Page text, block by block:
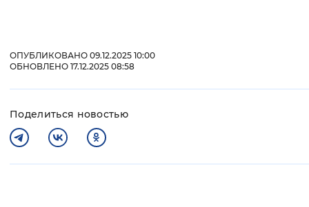
ОПУБЛИКОВАНО 09.12.2025 10:00
ОБНОВЛЕНО 17.12.2025 08:58
Поделиться новостью